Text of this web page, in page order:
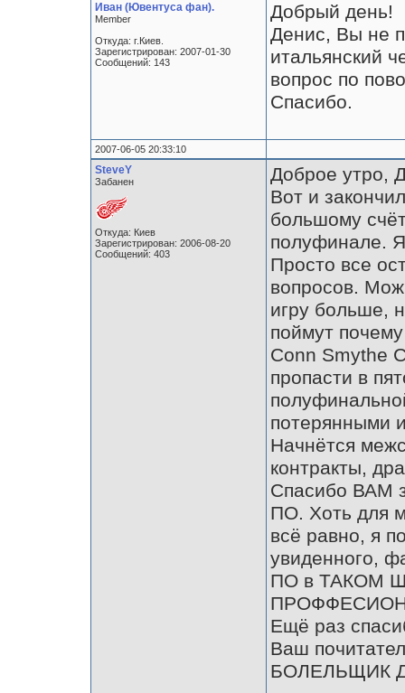
Иван (Ювентуса фан).
Member
Откуда: г.Киев.
Зарегистрирован: 2007-01-30
Сообщений: 143
Добрый день!
Денис, Вы не
итальянский
вопрос по
Спасибо.
2007-06-05 20:33:10
SteveY
Забанен
Откуда: Киев
Зарегистрирован: 2006-08-20
Сообщений: 403
Доброе утро,
Вот и
большому
полуфинале.
Просто все
вопросов.
игру больше,
поймут
Conn Smythe
пропасти в
потерянными
Начнётся
контракты,
Спасибо ВАМ
ПО. Хоть для
всё равно, я
увиденного,
ПО в ТАКОМ
Ещё раз
Ваш
БОЛЕЛЬЩИК